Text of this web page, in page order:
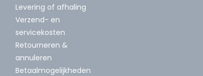
Levering of afhaling
Verzend- en
servicekosten
Retourneren &
annuleren
Betaalmogelijkheden